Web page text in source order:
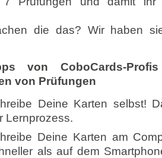
die das? Wir haben
von CoboCards-
von Prüfungen
Deine Karten selbst!
Lernprozess.
Deine Karten am
als auf dem